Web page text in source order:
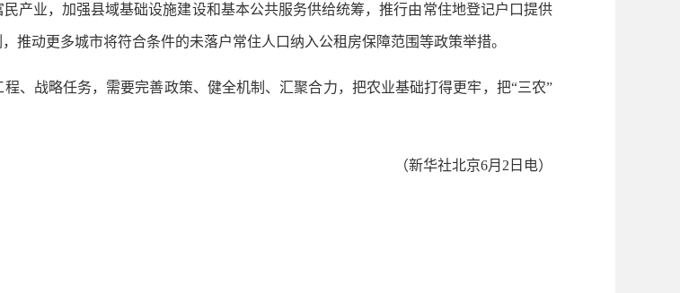
业，加强县域基础设施建设和基本公共服务供给统筹，推行由常住地登记户口提供
推动更多城市将符合条件的未落户常住人口纳入公租房保障范围等政策举措。
战略任务，需要完善政策、健全机制、汇聚合力，把农业基础打得更牢，把“三农”
（新华社北京6月2日电）